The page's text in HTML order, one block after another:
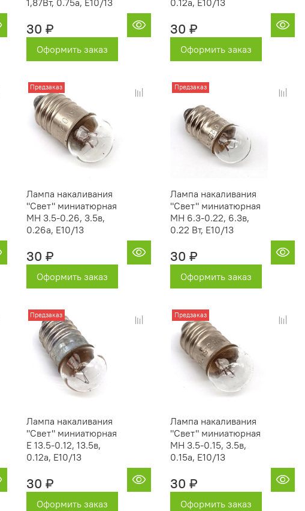
30 ₽
Оформить заказ
30 ₽
Оформить заказ
Предзаказ
Лампа накаливания
"Свет" миниатюрная
МН 3.5-0.26, 3.5в,
0.26а, Е10/13
30 ₽
Оформить заказ
Предзаказ
Лампа накаливания
"Свет" миниатюрная
МН 6.3-0.22, 6.3в,
0.22 Вт, Е10/13
30 ₽
Оформить заказ
Предзаказ
Лампа накаливания
"Свет" миниатюрная
Е 13.5-0.12, 13.5в,
0.12а, Е10/13
30 ₽
Оформить заказ
Предзаказ
Лампа накаливания
"Свет" миниатюрная
МН 3.5-0.15, 3.5в,
0.15а, Е10/13
30 ₽
Оформить заказ